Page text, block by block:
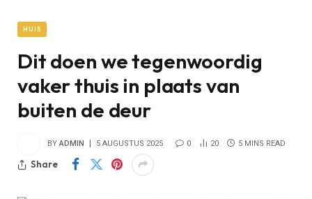
HUIS
Dit doen we tegenwoordig
vaker thuis in plaats van
buiten de deur
BY ADMIN 5 AUGUSTUS 2025 0 20 5 MINS READ
Share